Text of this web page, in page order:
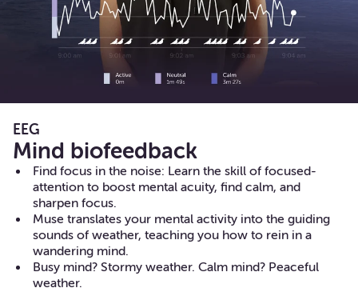
EEG
Mind biofeedback
Find focus in the noise: Learn the skill of focused-
attention to boost mental acuity, find calm, and
sharpen focus.
Muse translates your mental activity into the guiding
sounds of weather, teaching you how to rein in a
wandering mind.
Busy mind? Stormy weather. Calm mind? Peaceful
weather.